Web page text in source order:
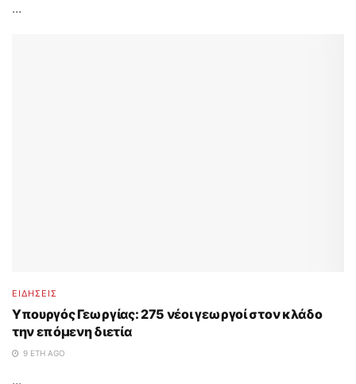
...
ΕΙΔΗΣΕΙΣ
Υπουργός Γεωργίας: 275 νέοι γεωργοί στον κλάδο
την επόμενη διετία
9 ΈΤΗ AGO
...